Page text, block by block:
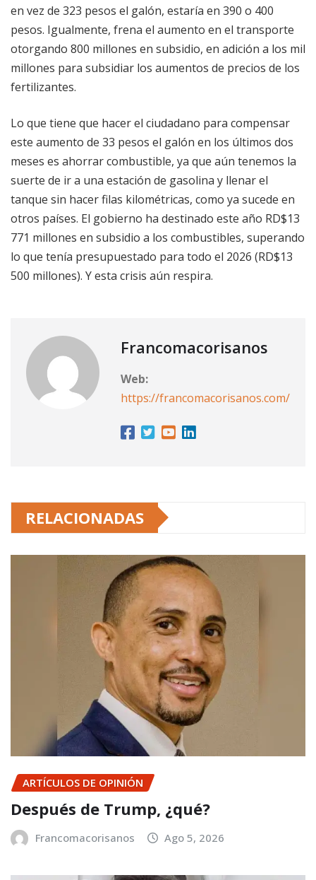
en vez de 323 pesos el galón, estaría en 390 o 400
pesos. Igualmente, frena el aumento en el transporte
otorgando 800 millones en subsidio, en adición a los mil
millones para subsidiar los aumentos de precios de los
fertilizantes.
Lo que tiene que hacer el ciudadano para compensar
este aumento de 33 pesos el galón en los últimos dos
meses es ahorrar combustible, ya que aún tenemos la
suerte de ir a una estación de gasolina y llenar el
tanque sin hacer filas kilométricas, como ya sucede en
otros países. El gobierno ha destinado este año RD$13
771 millones en subsidio a los combustibles, superando
lo que tenía presupuestado para todo el 2026 (RD$13
500 millones). Y esta crisis aún respira.
Francomacorisanos
Web:
https://francomacorisanos.com/
RELACIONADAS
ARTÍCULOS DE OPINIÓN
Después de Trump, ¿qué?
Francomacorisanos Ago 5, 2026